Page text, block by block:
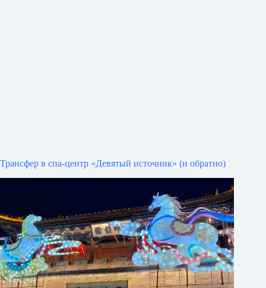
Трансфер в спа-центр «Девятый источник» (и обратно)